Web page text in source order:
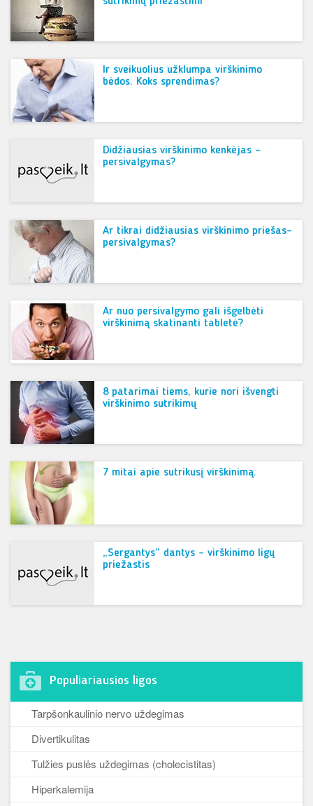
Ir sveikuolius užklumpa virškinimo
bėdos. Koks sprendimas?
Didžiausias virškinimo kenkėjas –
persivalgymas?
Ar tikrai didžiausias virškinimo priešas-
persivalgymas?
Ar nuo persivalgymo gali išgelbėti
virškinimą skatinanti tabletė?
8 patarimai tiems, kurie nori išvengti
virškinimo sutrikimų
7 mitai apie sutrikusį virškinimą.
„Sergantys” dantys – virškinimo ligų
priežastis
Populiariausios ligos
Tarpšonkaulinio nervo uždegimas
Divertikulitas
Tulžies puslės uždegimas (cholecistitas)
Hiperkalemija